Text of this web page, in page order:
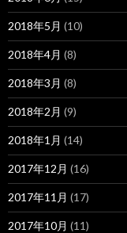
2018年5月 (10)
2018年4月 (8)
2018年3月 (8)
2018年2月 (9)
2018年1月 (14)
2017年12月 (16)
2017年11月 (17)
2017年10月 (11)